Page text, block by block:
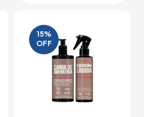
15%
OFF